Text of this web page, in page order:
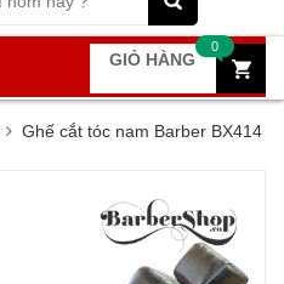
GIỎ HÀNG
0
Ghế cắt tóc nam Barber BX414